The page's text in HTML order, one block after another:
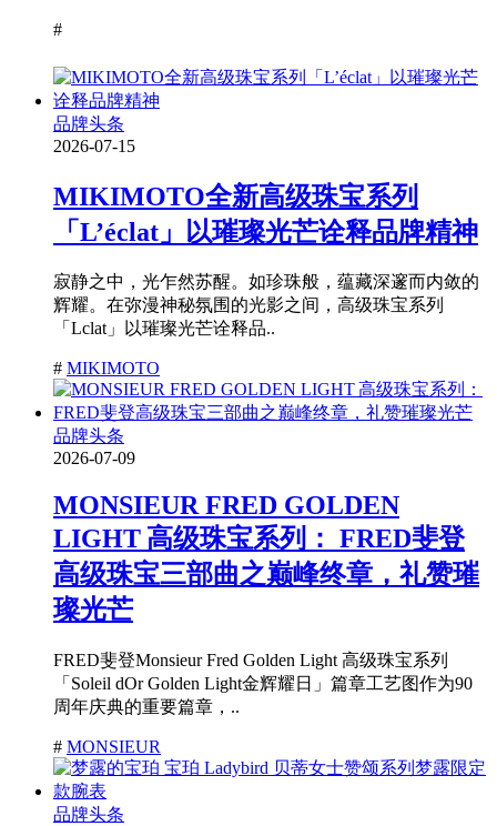
#
品牌头条
2026-07-15
MIKIMOTO全新高级珠宝系列
「L’éclat」以璀璨光芒诠释品牌精神
寂静之中，光乍然苏醒。如珍珠般，蕴藏深邃而内敛的
辉耀。在弥漫神秘氛围的光影之间，高级珠宝系列
「Lclat」以璀璨光芒诠释品..
# MIKIMOTO
品牌头条
2026-07-09
MONSIEUR FRED GOLDEN
LIGHT 高级珠宝系列： FRED斐登
高级珠宝三部曲之巅峰终章，礼赞璀
璨光芒
FRED斐登Monsieur Fred Golden Light 高级珠宝系列
「Soleil dOr Golden Light金辉耀日」篇章工艺图作为90
周年庆典的重要篇章，..
# MONSIEUR
品牌头条